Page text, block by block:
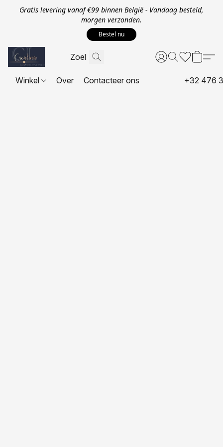
Gratis levering vanaf €99 binnen België - Vandaag besteld,
morgen verzonden.
Bestel nu
Winkel Over Contacteer ons +32 476